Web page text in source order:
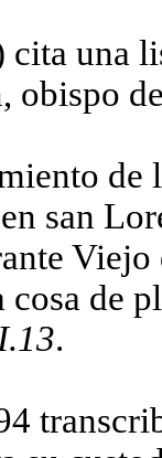
una
obispo
de
san
Viejo
cosa de
.